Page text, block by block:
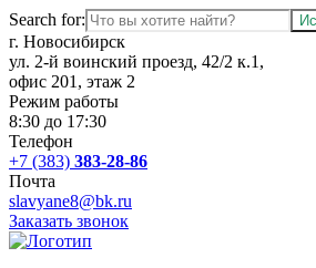
Search for:
г. Новосибирск
ул. 2-й воинский проезд, 42/2 к.1,
офис 201, этаж 2
Режим работы
8:30 до 17:30
Телефон
+7 (383) 383-28-86
Почта
slavyane8@bk.ru
Заказать звонок